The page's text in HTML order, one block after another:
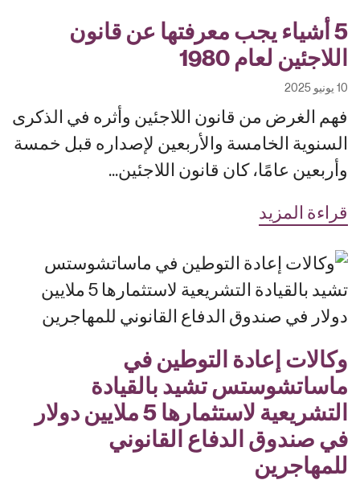
5 أشياء يجب معرفتها عن قانون
اللاجئين لعام 1980
10 يونيو 2025
فهم الغرض من قانون اللاجئين وأثره في الذكرى
السنوية الخامسة والأربعين لإصداره قبل خمسة
وأربعين عامًا، كان قانون اللاجئين...
قراءة المزيد
وكالات إعادة التوطين في
ماساتشوستس تشيد بالقيادة
التشريعية لاستثمارها 5 ملايين دولار
في صندوق الدفاع القانوني
للمهاجرين